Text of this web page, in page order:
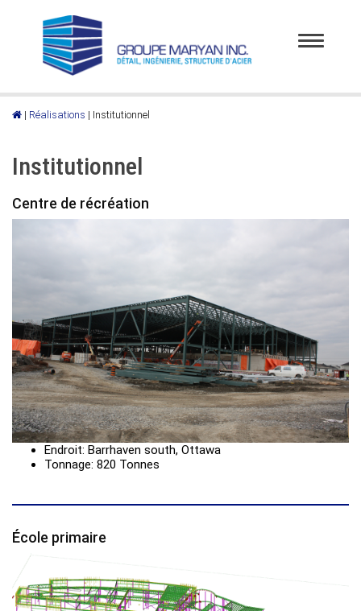
Toggle
| Réalisations | Institutionnel
Institutionnel
Centre de récréation
Endroit: Barrhaven south, Ottawa
Tonnage: 820 Tonnes
École primaire